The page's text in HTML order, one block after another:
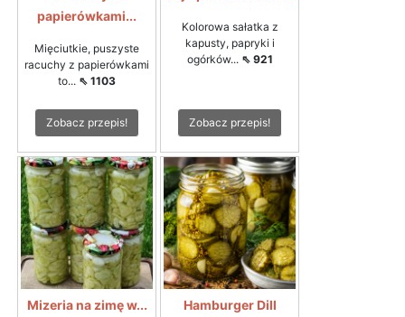
papierówkami...
Mięciutkie, puszyste
racuchy z papierówkami
to... ⇖ 1103
Zobacz przepis!
Kolorowa sałatka z
kapusty, papryki i
ogórków... ⇖ 921
Zobacz przepis!
Mizeria na zimę w...
Hamburger Dill